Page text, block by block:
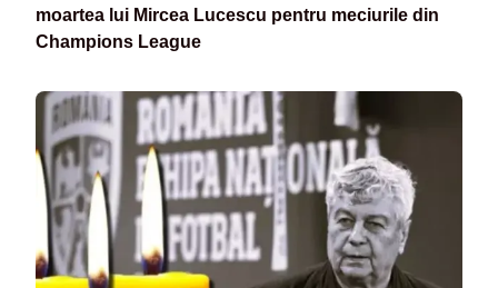
moartea lui Mircea Lucescu pentru meciurile din
Champions League